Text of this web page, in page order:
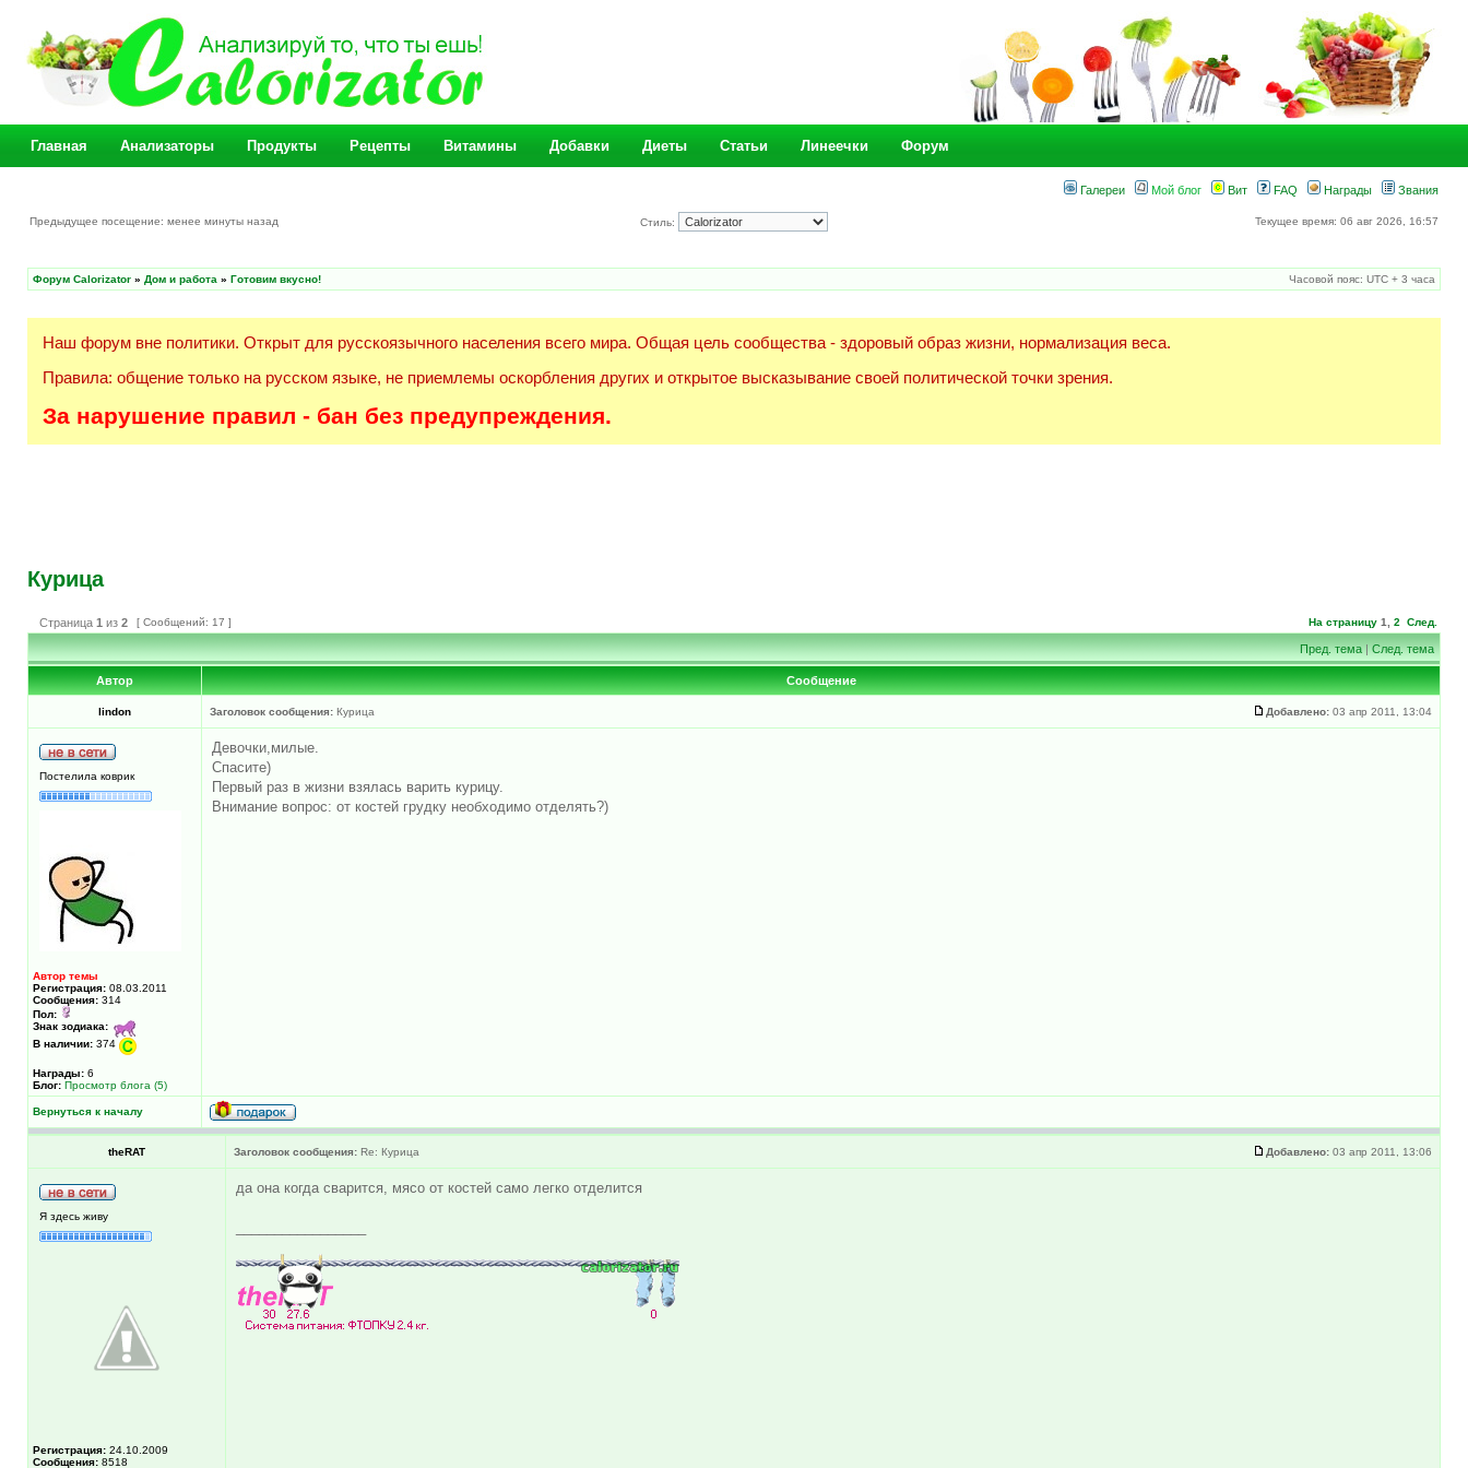
Главная Анализаторы Продукты Рецепты Витамины Добавки Диеты Статьи Линеечки Форум
Галереи Мой блог Вит FAQ Награды Звания
Предыдущее посещение: менее минуты назад Стиль: Текущее время: 06 авг 2026, 16:57
Форум Calorizator » Дом и работа » Готовим вкусно! Часовой пояс: UTC + 3 часа
Наш форум вне политики. Открыт для русскоязычного населения всего мира. Общая цель сообщества - здоровый образ жизни, нормализация веса.
Правила: общение только на русском языке, не приемлемы оскорбления других и открытое высказывание своей политической точки зрения.
За нарушение правил - бан без предупреждения.
Курица
Страница 1 из 2 [ Сообщений: 17 ] На страницу 1 2 След.
Пред. тема|След. тема
Автор Сообщение
lindon Заголовок сообщения: Курица Добавлено: 03 апр 2011, 13:04
Постелила коврик
Автор темы
Регистрация: 08.03.2011
Сообщения: 314
Пол:
Знак зодиака:
В наличии: 374
Награды: 6
Блог: Просмотр блога (5)
Девочки,милые.
Спасите)
Первый раз в жизни взялась варить курицу.
Внимание вопрос: от костей грудку необходимо отделять?)
Вернуться к началу
theRAT Заголовок сообщения: Re: Курица Добавлено: 03 апр 2011, 13:06
Я здесь живу
Регистрация: 24.10.2009
Сообщения: 8518
да она когда сварится, мясо от костей само легко отделится